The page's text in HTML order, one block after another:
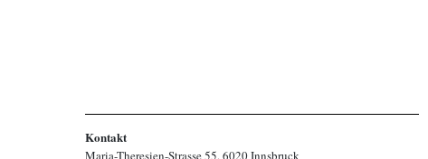
Kontakt
Maria-Theresien-Strasse 55, 6020 Innsbruck